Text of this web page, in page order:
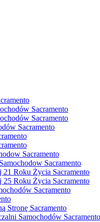
Sacramento
Sacramento
Sacramento
Sacramento
Sacramento
21 Roku Życia Sacramento
25 Roku Życia Sacramento
Sacramento
Stronę Sacramento
Samochodów Sacramento